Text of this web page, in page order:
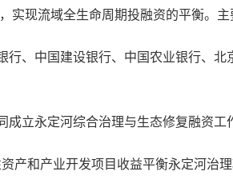
实现流域全生命周期投融资的平衡。主
、中国建设银行、中国农业银行、北
立永定河综合治理与生态修复融资工
和产业开发项目收益平衡永定河治理